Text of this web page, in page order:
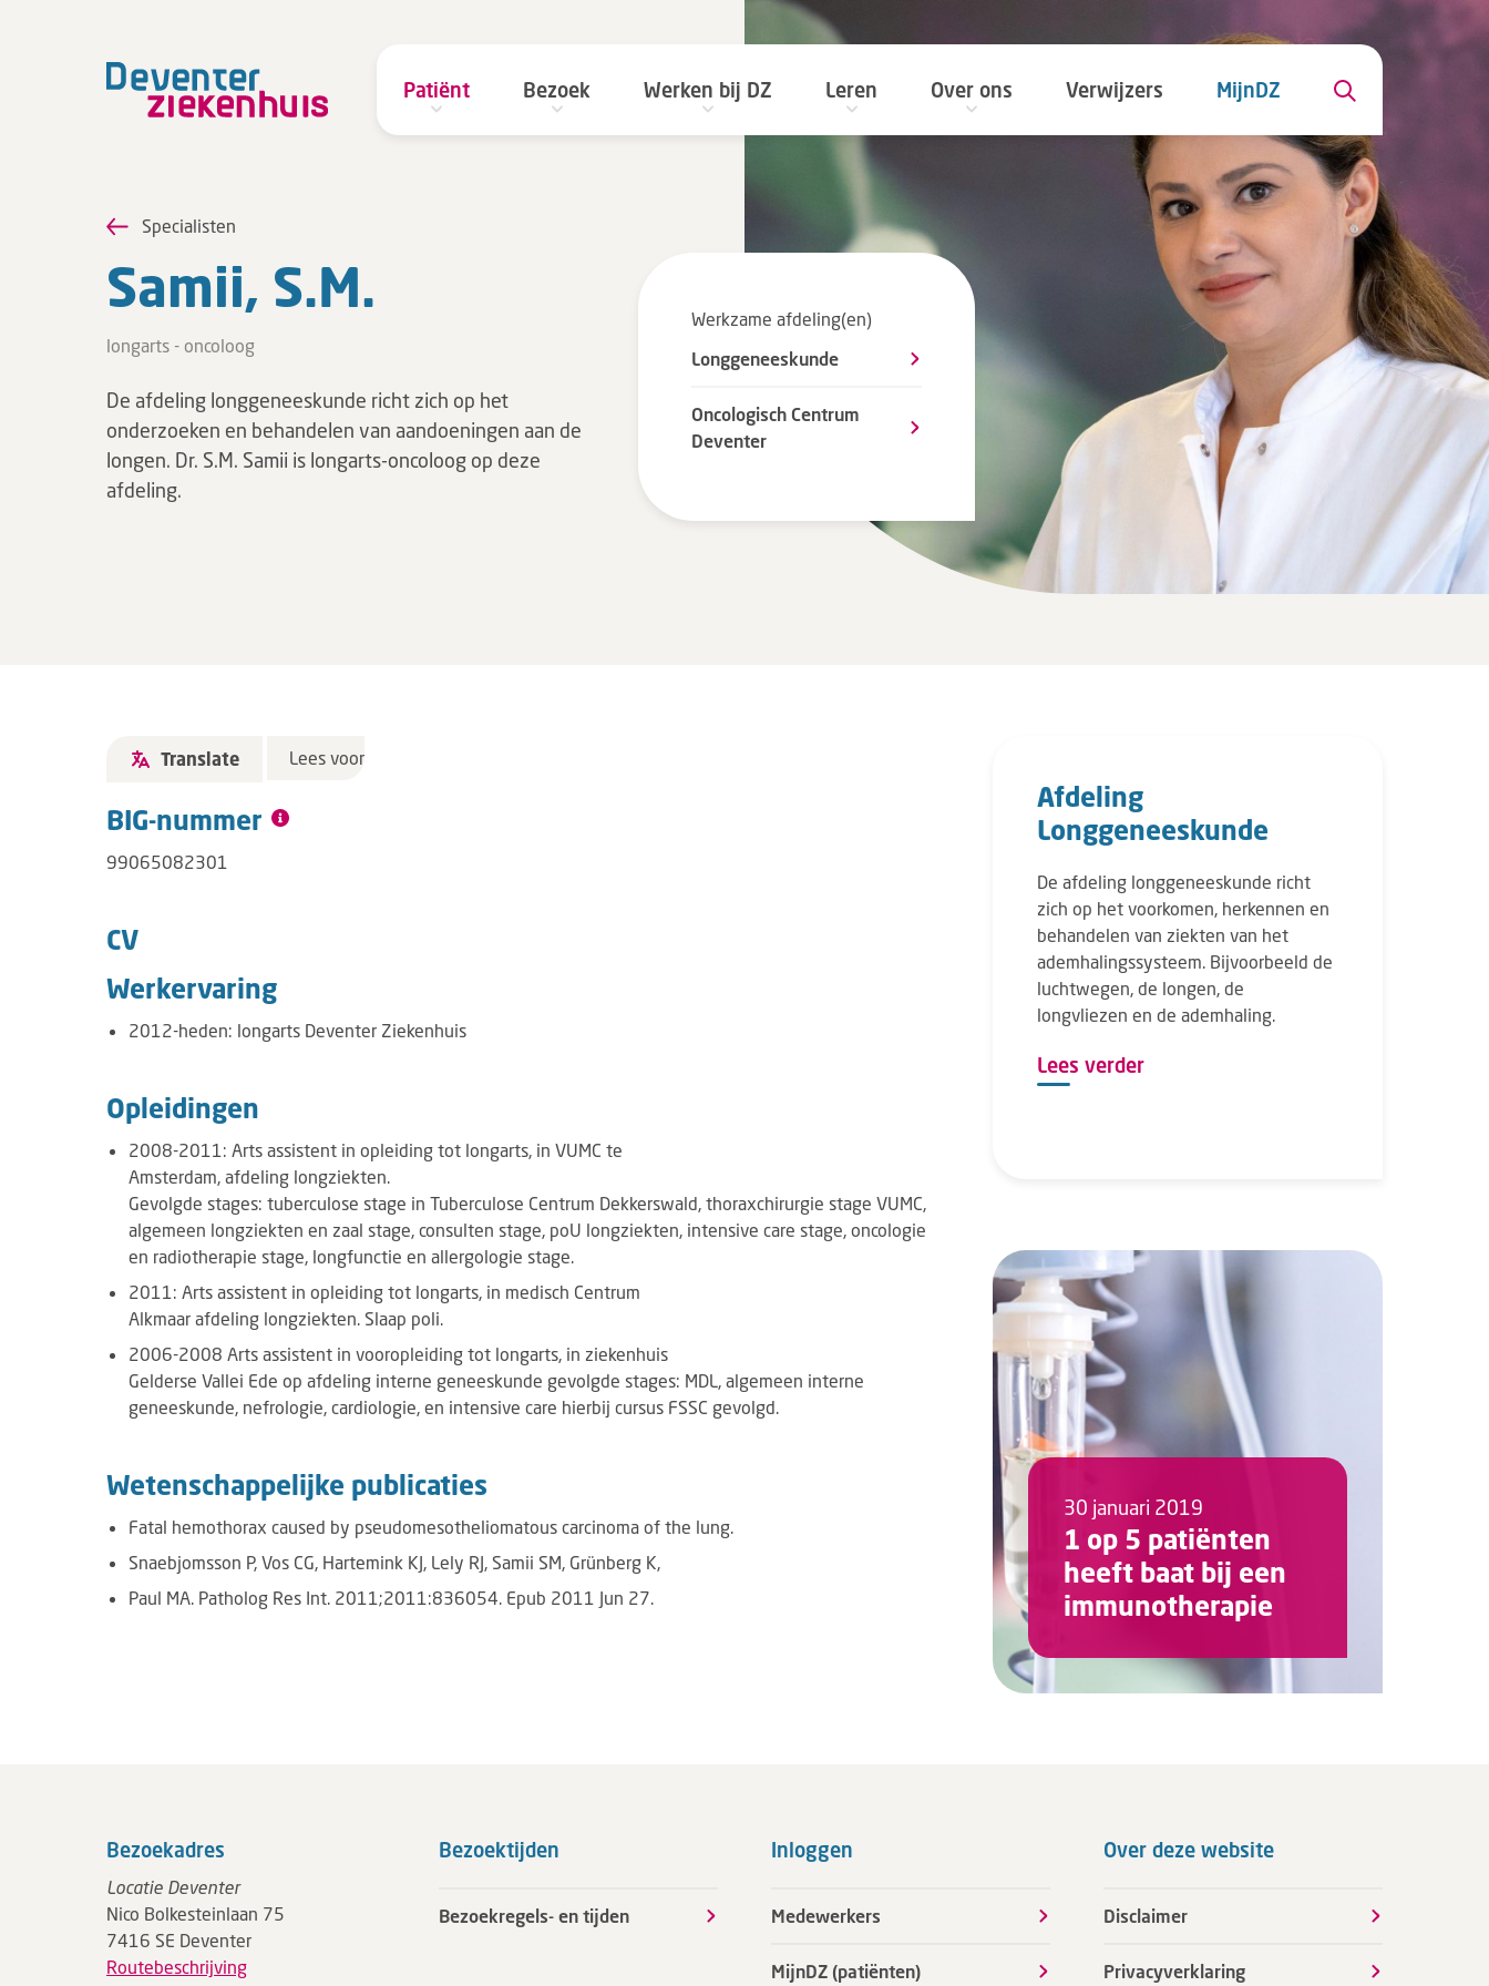
Patiënt Bezoek Werken bij DZ Leren Over ons Verwijzers MijnDZ
Specialisten
Samii, S.M.
longarts - oncoloog
De afdeling longgeneeskunde richt zich op het
onderzoeken en behandelen van aandoeningen aan de
longen. Dr. S.M. Samii is longarts-oncoloog op deze
afdeling.
Werkzame afdeling(en)
Longgeneeskunde
Oncologisch Centrum
Deventer
Translate Lees voor
BIG-nummer
99065082301
CV
Werkervaring
2012-heden: longarts Deventer Ziekenhuis
Opleidingen
2008-2011: Arts assistent in opleiding tot longarts, in VUMC te
Amsterdam, afdeling longziekten.
Gevolgde stages: tuberculose stage in Tuberculose Centrum Dekkerswald, thoraxchirurgie stage VUMC,
algemeen longziekten en zaal stage, consulten stage, poU longziekten, intensive care stage, oncologie
en radiotherapie stage, longfunctie en allergologie stage.
2011: Arts assistent in opleiding tot longarts, in medisch Centrum
Alkmaar afdeling longziekten. Slaap poli.
2006-2008 Arts assistent in vooropleiding tot longarts, in ziekenhuis
Gelderse Vallei Ede op afdeling interne geneeskunde gevolgde stages: MDL, algemeen interne
geneeskunde, nefrologie, cardiologie, en intensive care hierbij cursus FSSC gevolgd.
Wetenschappelijke publicaties
Fatal hemothorax caused by pseudomesotheliomatous carcinoma of the lung.
Snaebjomsson P, Vos CG, Hartemink KJ, Lely RJ, Samii SM, Grünberg K,
Paul MA. Patholog Res Int. 2011;2011:836054. Epub 2011 Jun 27.
Afdeling
Longgeneeskunde
De afdeling longgeneeskunde richt
zich op het voorkomen, herkennen en
behandelen van ziekten van het
ademhalingssysteem. Bijvoorbeeld de
luchtwegen, de longen, de
longvliezen en de ademhaling.
Lees verder
30 januari 2019
1 op 5 patiënten
heeft baat bij een
immunotherapie
Bezoekadres
Locatie Deventer
Nico Bolkesteinlaan 75
7416 SE Deventer
Routebeschrijving
Bezoektijden
Bezoekregels- en tijden
Inloggen
Medewerkers
MijnDZ (patiënten)
Over deze website
Disclaimer
Privacyverklaring